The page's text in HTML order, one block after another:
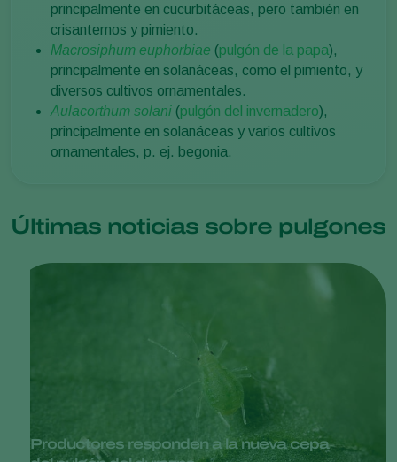
principalmente en cucurbitáceas, pero también en
crisantemos y pimiento.
Macrosiphum euphorbiae (pulgón de la papa),
principalmente en solanáceas, como el pimiento, y
diversos cultivos ornamentales.
Aulacorthum solani (pulgón del invernadero),
principalmente en solanáceas y varios cultivos
ornamentales, p. ej. begonia.
Últimas noticias sobre pulgones
Productores responden a la nueva cepa